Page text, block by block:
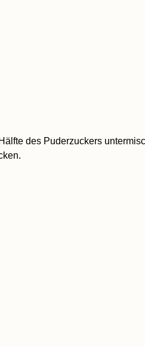
des Puderzuckers